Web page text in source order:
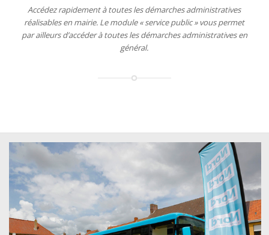
Accédez rapidement à toutes les démarches administratives
réalisables en mairie. Le module « service public » vous permet
par ailleurs d’accéder à toutes les démarches administratives en
général.